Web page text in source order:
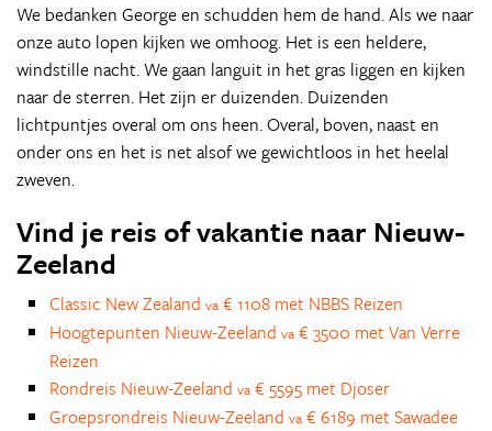
We bedanken George en schudden hem de hand. Als we naar
onze auto lopen kijken we omhoog. Het is een heldere,
windstille nacht. We gaan languit in het gras liggen en kijken
naar de sterren. Het zijn er duizenden. Duizenden
lichtpuntjes overal om ons heen. Overal, boven, naast en
onder ons en het is net alsof we gewichtloos in het heelal
zweven.
Vind je reis of vakantie naar Nieuw-
Zeeland
Classic New Zealand va € 1108 met NBBS Reizen
Hoogtepunten Nieuw-Zeeland va € 3500 met Van Verre
Reizen
Rondreis Nieuw-Zeeland va € 5595 met Djoser
Groepsrondreis Nieuw-Zeeland va € 6189 met Sawadee